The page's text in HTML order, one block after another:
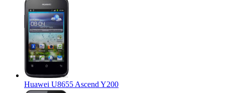
Huawei U8655 Ascend Y200